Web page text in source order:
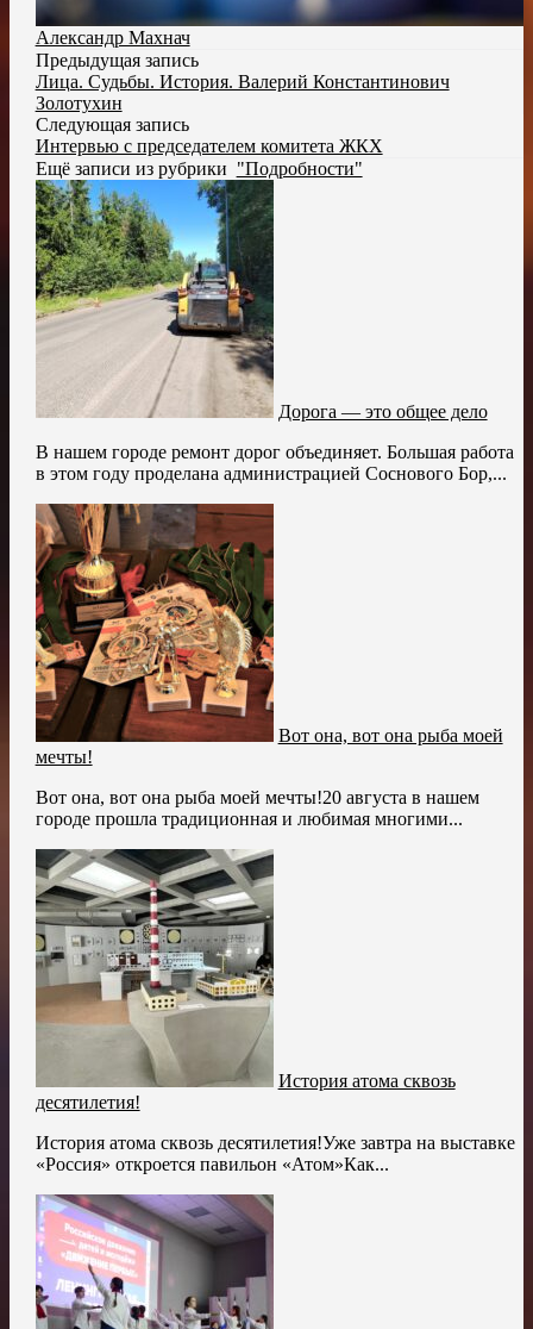
Александр Махнач
Предыдущая запись
Лица. Судьбы. История. Валерий Константинович
Золотухин
Следующая запись
Интервью с председателем комитета ЖКХ
Ещё записи из рубрики "Подробности"
Дорога — это общее дело
В нашем городе ремонт дорог объединяет. Большая работа
в этом году проделана администрацией Соснового Бор,...
Вот она, вот она рыба моей
мечты!
Вот она, вот она рыба моей мечты!20 августа в нашем
городе прошла традиционная и любимая многими...
История атома сквозь
десятилетия!
История атома сквозь десятилетия!Уже завтра на выставке
«Россия» откроется павильон «Атом»Как...